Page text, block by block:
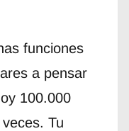
funciones
a pensar
100.000
Tu